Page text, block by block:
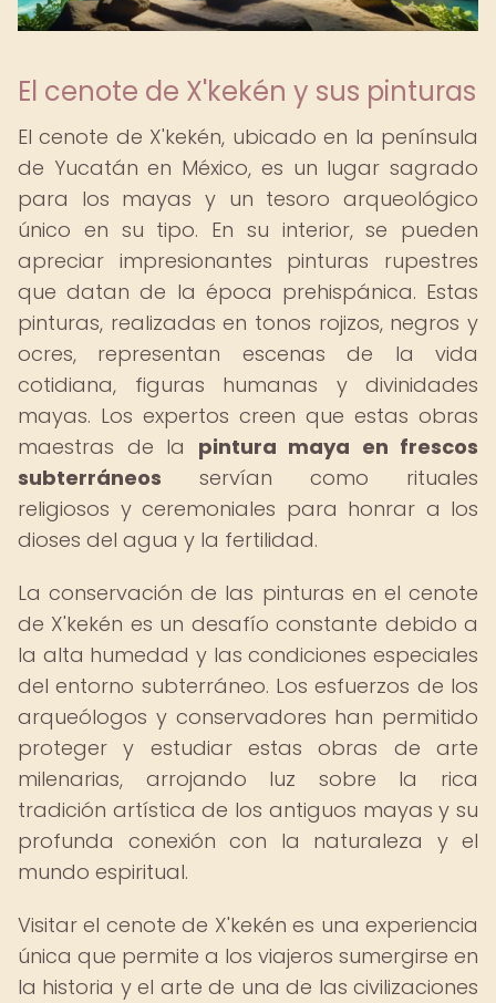
El cenote de X'kekén y sus pinturas
El cenote de X'kekén, ubicado en la península
de Yucatán en México, es un lugar sagrado
para los mayas y un tesoro arqueológico
único en su tipo. En su interior, se pueden
apreciar impresionantes pinturas rupestres
que datan de la época prehispánica. Estas
pinturas, realizadas en tonos rojizos, negros y
ocres, representan escenas de la vida
cotidiana, figuras humanas y divinidades
mayas. Los expertos creen que estas obras
maestras de la pintura maya en frescos
subterráneos servían como rituales
religiosos y ceremoniales para honrar a los
dioses del agua y la fertilidad.
La conservación de las pinturas en el cenote
de X'kekén es un desafío constante debido a
la alta humedad y las condiciones especiales
del entorno subterráneo. Los esfuerzos de los
arqueólogos y conservadores han permitido
proteger y estudiar estas obras de arte
milenarias, arrojando luz sobre la rica
tradición artística de los antiguos mayas y su
profunda conexión con la naturaleza y el
mundo espiritual.
Visitar el cenote de X'kekén es una experiencia
única que permite a los viajeros sumergirse en
la historia y el arte de una de las civilizaciones